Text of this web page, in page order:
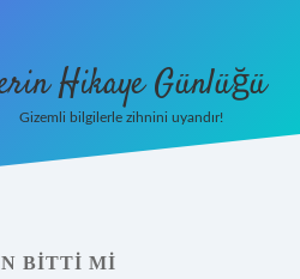
Hikaye Günlüğü
Gizemli bilgilerle zihnini uyandır!
BITTI MI